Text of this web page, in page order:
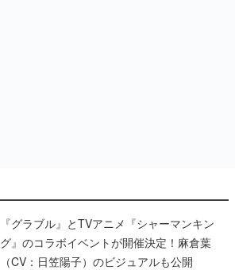
『グラブル』とTVアニメ『シャーマンキン
グ』のコラボイベントが開催決定！麻倉葉
（CV：日笠陽子）のビジュアルも公開